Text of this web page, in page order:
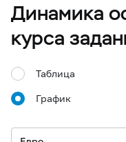
Динамика
курса
Таблица
График